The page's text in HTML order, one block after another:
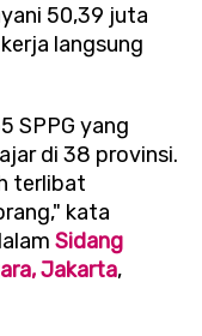
50,39 juta
langsung
SPPG yang
di 38 provinsi.
terlibat
kata
Sidang
Jakarta,